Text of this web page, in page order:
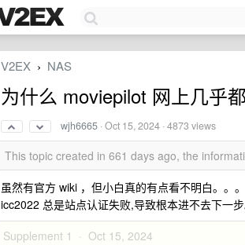
V2EX › NAS
为什么 moviepilot 网上几乎
wjh6665 ·Oct 15, 2024 · 4873 views
This topic created in 661 days ago, the
虽然有官方 wiki ，但小白真的有点看不明白。。。
icc2022 总是站点认证失败,导致根本进不去下一步
Supplement 1 · Oct 15, 2024